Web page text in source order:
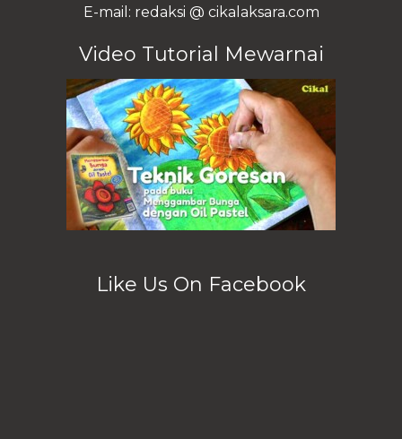
E-mail: redaksi @ cikalaksara.com
Video Tutorial Mewarnai
Like Us On Facebook